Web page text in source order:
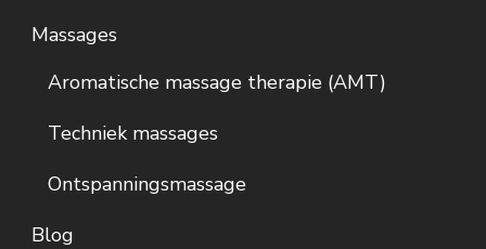
Massages
Aromatische massage therapie (AMT)
Techniek massages
Ontspanningsmassage
Blog